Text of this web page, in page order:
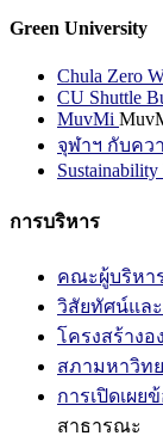
Green University
Chula Zero
CU Shuttle
MuvMi
จุฬาฯ กับคว
Sustainability
การบริหาร
คณะผู้บริหา
วิสัยทัศน์แล
โครงสร้างอ
สภามหาวิท
การเปิดเผ
สาธารณะ